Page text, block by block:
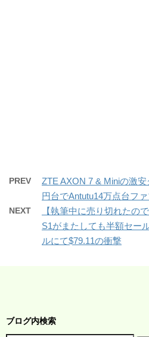
PREV
ZTE AXON 7 & Miniの激
円台でAntutu14万点台フ
NEXT
【執筆中に売り切れたの
S1がまたしても半額セー
ルにて$79.11の衝撃
ブログ内検索